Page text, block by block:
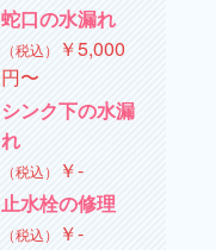
蛇口の水漏れ
（税込） ￥5,000
円〜
シンク下の水漏
れ
（税込） ￥‐
止水栓の修理
（税込） ￥‐